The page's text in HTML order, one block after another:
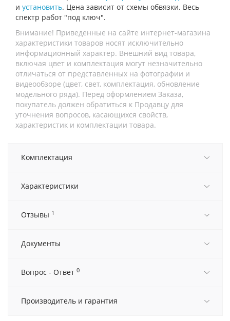
и установить. Цена зависит от схемы обвязки. Весь
спектр работ "под ключ".
Внимание! Приведенные на сайте интернет-магазина
характеристики товаров носят исключительно
информационный характер. Внешний вид товара,
включая цвет и комплектация могут незначительно
отличаться от представленных на фотографии и
видеообзоре (цвет, свет, комплектация, обновление
модельного ряда). Перед оформлением Заказа,
покупатель должен обратиться к Продавцу для
уточнения вопросов, касающихся свойств,
характеристик и комплектации товара.
Комплектация
Характеристики
Отзывы 1
Документы
Вопрос - Ответ 0
Производитель и гарантия